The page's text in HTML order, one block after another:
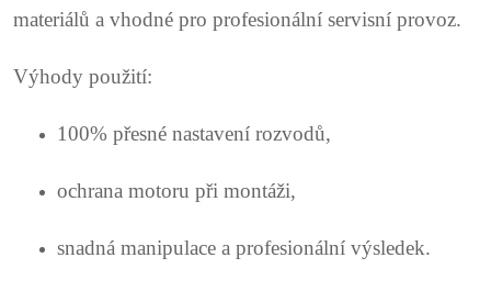
materiálů a vhodné pro profesionální servisní provoz.
Výhody použití:
100% přesné nastavení rozvodů,
ochrana motoru při montáži,
snadná manipulace a profesionální výsledek.